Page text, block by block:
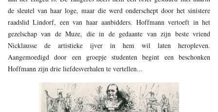
de sleutel van haar loge, maar die werd onderschept door het sinistere
raadslid Lindorf, een van haar aanbidders. Hoffmann vertoeft in het
gezelschap van de Muze, die in de gedaante van zijn beste vriend
Nicklausse de artistieke ijver in hem wil laten heropleven.
Aangemoedigd door een groepje studenten begint een beschonken
Hoffmann zijn drie liefdesverhalen te vertellen...